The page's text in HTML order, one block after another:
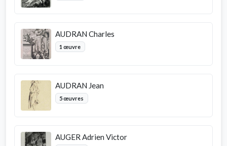
AUDRAN Charles
1 œuvre
AUDRAN Jean
5 œuvres
AUGER Adrien Victor